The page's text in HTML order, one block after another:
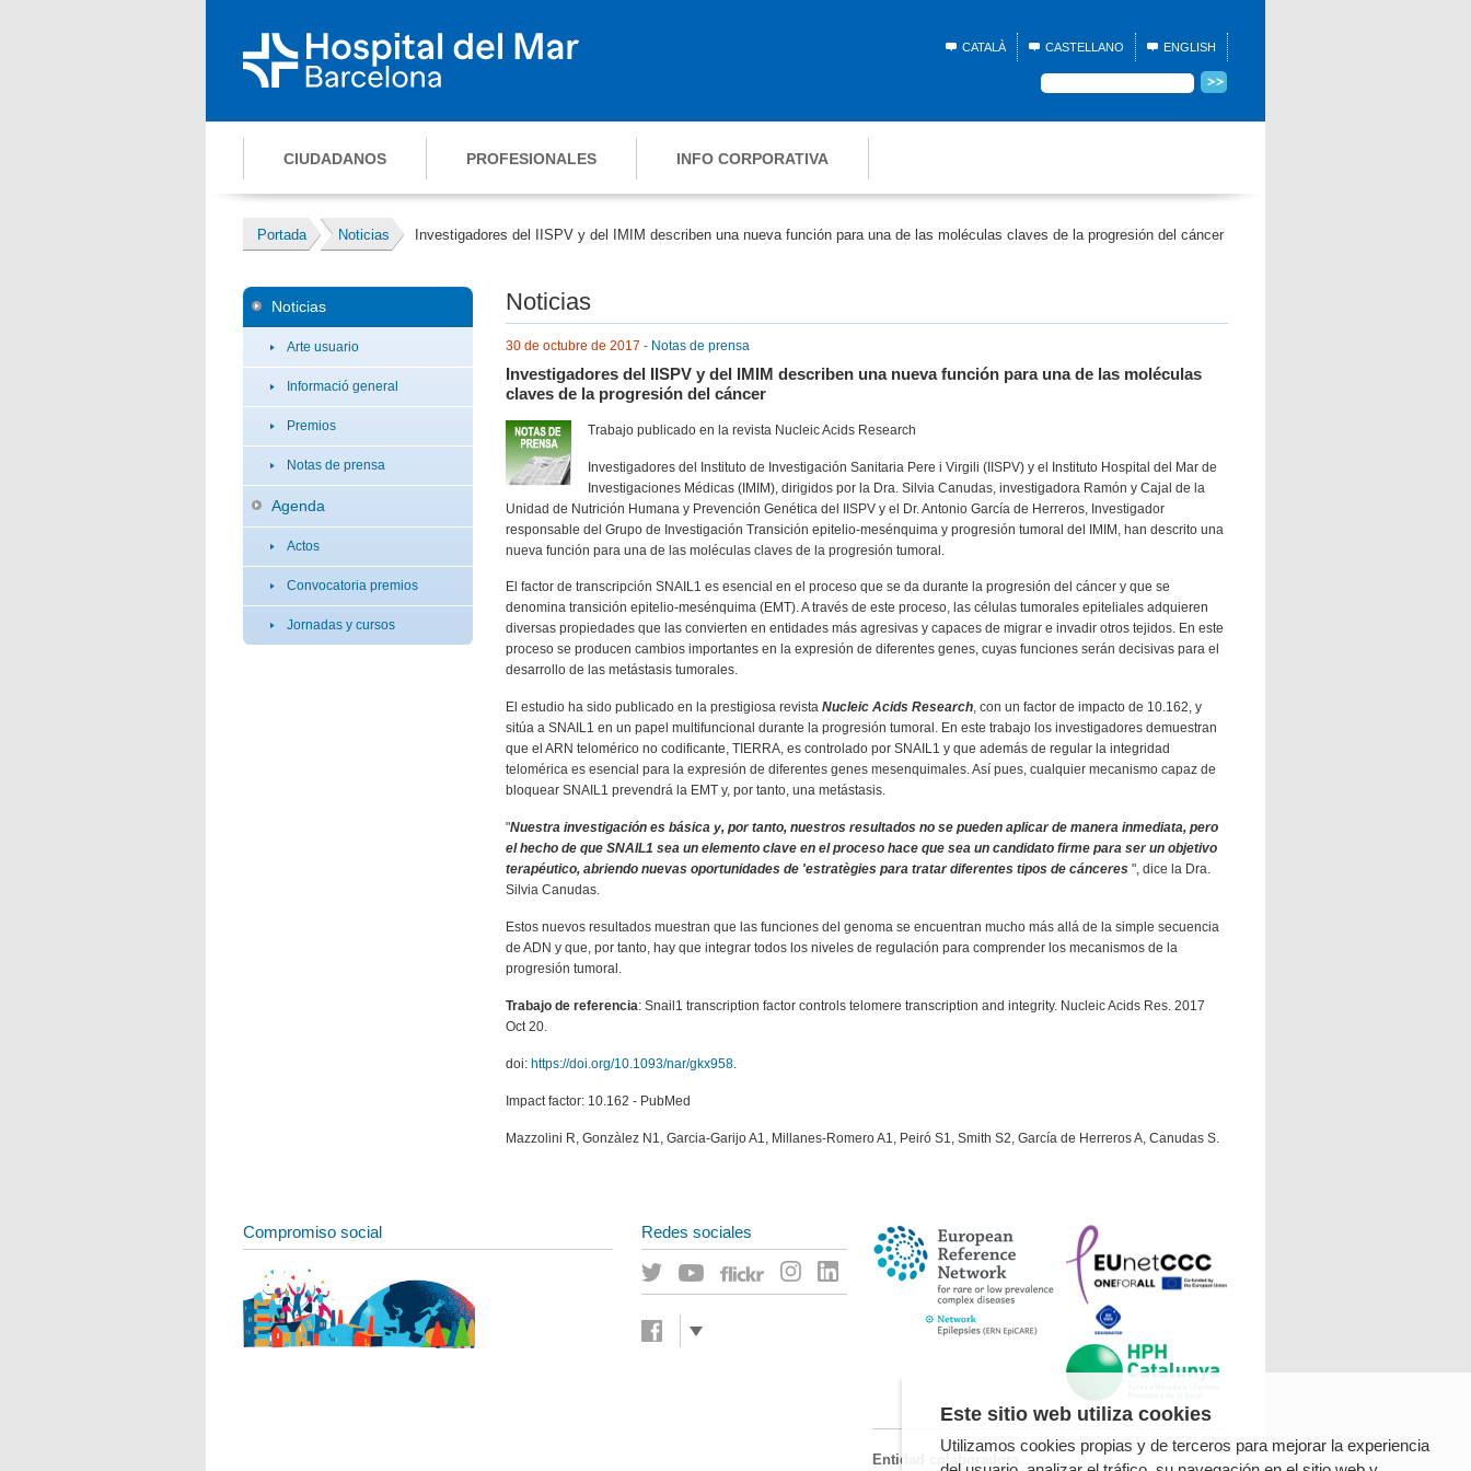
CATALÀ CASTELLANO ENGLISH
CIUDADANOS PROFESIONALES INFO CORPORATIVA
Portada Noticias Investigadores del IISPV y del IMIM describen una nueva función para una de las moléculas claves de la progresión del cáncer
Noticias
Arte usuario
Informació general
Premios
Notas de prensa
Agenda
Actos
Convocatoria premios
Jornadas y cursos
Noticias
30 de octubre de 2017 - Notas de prensa
Investigadores del IISPV y del IMIM describen una nueva función para una de las moléculas
claves de la progresión del cáncer
Trabajo publicado en la revista Nucleic Acids Research
Investigadores del Instituto de Investigación Sanitaria Pere i Virgili (IISPV) y el Instituto Hospital del Mar de
Investigaciones Médicas (IMIM), dirigidos por la Dra. Silvia Canudas, investigadora Ramón y Cajal de la
Unidad de Nutrición Humana y Prevención Genética del IISPV y el Dr. Antonio García de Herreros, Investigador
responsable del Grupo de Investigación Transición epitelio-mesénquima y progresión tumoral del IMIM, han descrito una
nueva función para una de las moléculas claves de la progresión tumoral.
El factor de transcripción SNAIL1 es esencial en el proceso que se da durante la progresión del cáncer y que se
denomina transición epitelio-mesénquima (EMT). A través de este proceso, las células tumorales epiteliales adquieren
diversas propiedades que las convierten en entidades más agresivas y capaces de migrar e invadir otros tejidos. En este
proceso se producen cambios importantes en la expresión de diferentes genes, cuyas funciones serán decisivas para el
desarrollo de las metástasis tumorales.
El estudio ha sido publicado en la prestigiosa revistaNucleic Acids Research, con un factor de impacto de 10.162, y
sitúa a SNAIL1 en un papel multifuncional durante la progresión tumoral. En este trabajo los investigadores demuestran
que el ARN telomérico no codificante, TIERRA, es controlado por SNAIL1 y que además de regular la integridad
telomérica es esencial para la expresión de diferentes genes mesenquimales. Así pues, cualquier mecanismo capaz de
bloquear SNAIL1 prevendrá la EMT y, por tanto, una metástasis.
"Nuestra investigación es básica y, por tanto, nuestros resultados no se pueden aplicar de manera inmediata, pero
el hecho de que SNAIL1 sea un elemento clave en el proceso hace que sea un candidato firme para ser un objetivo
terapéutico, abriendo nuevas oportunidades de 'estratègies para tratar diferentes tipos de cánceres", dice la Dra.
Silvia Canudas.
Estos nuevos resultados muestran que las funciones del genoma se encuentran mucho más allá de la simple secuencia
de ADN y que, por tanto, hay que integrar todos los niveles de regulación para comprender los mecanismos de la
progresión tumoral.
Trabajo de referencia: Snail1 transcription factor controls telomere transcription and integrity. Nucleic Acids Res. 2017
Oct 20.
doi: https://doi.org/10.1093/nar/gkx958.
Impact factor: 10.162 - PubMed
Mazzolini R, Gonzàlez N1, Garcia-Garijo A1, Millanes-Romero A1, Peiró S1, Smith S2, García de Herreros A, Canudas S.
Compromiso social Redes sociales
Entidad colaboradora
Este sitio web utiliza cookies
Utilizamos cookies propias y de terceros para mejorar la experiencia